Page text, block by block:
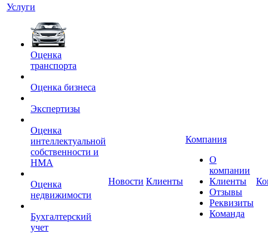
Услуги
Оценка
транcпорта
Оценка бизнеса
Экспертизы
Оценка
интеллектуальной
собственности и
НМА
Оценка
недвижимости
Бухгалтерский
учет
Новости Клиенты
Компания
О
компании
Клиенты
Отзывы
Реквизиты
Команда